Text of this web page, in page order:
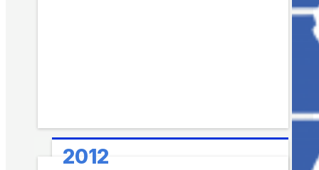
2012